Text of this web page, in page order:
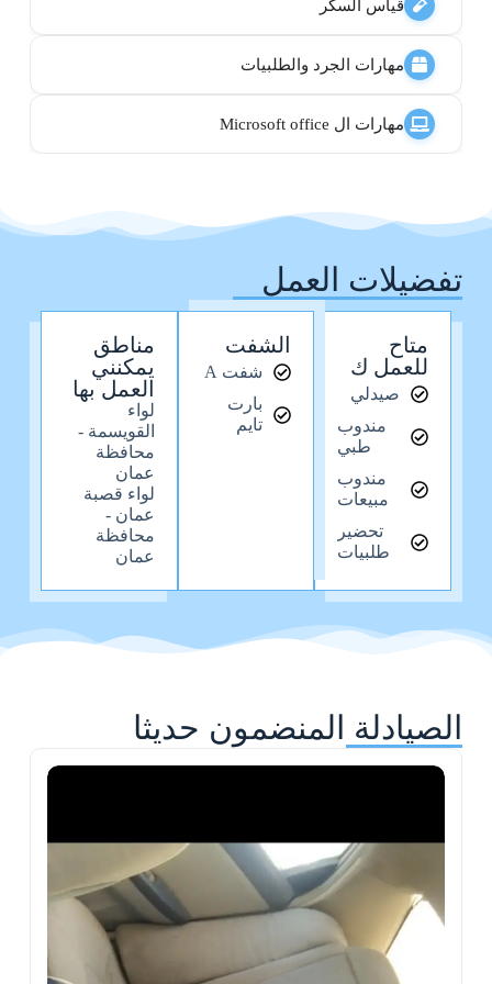
قياس السكر
مهارات الجرد والطلبيات
مهارات ال Microsoft office
تفضيلات العمل
متاح
للعمل ك
صيدلي
مندوب
طبي
مندوب
مبيعات
تحضير
طلبيات
الشفت
شفت A
بارت
تايم
مناطق
يمكنني
العمل بها
لواء
القويسمة -
محافظة
عمان
لواء قصبة
عمان -
محافظة
عمان
الصيادلة المنضمون حديثا